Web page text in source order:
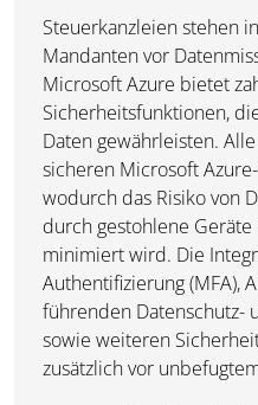
Steuerkanzleien stehen
Mandanten vor
Microsoft Azure bietet
Sicherheitsfunktionen,
Daten gewährleisten.
sicheren Microsoft
wodurch das Risiko von
durch gestohlene
minimiert wird. Die
Authentifizierung (MFA),
führenden Datenschutz-
sowie weiteren
zusätzlich vor